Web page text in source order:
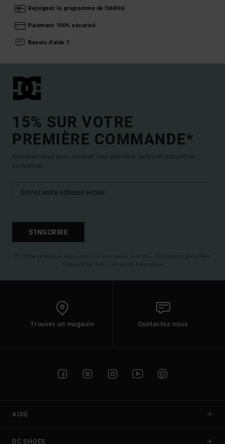
Rejoignez le programme de fidélité
Paiement 100% sécurisé
Besoin d'aide ?
15% SUR VOTRE
PREMIÈRE COMMANDE*
Abonnez-vous pour recevoir nos dernières actus et nos offres
exclusives.
S'INSCRIRE
(*) Offre valable en ligne pour les nouveaux inscrits - Conditions détaillées
disponibles dans l'email de bienvenue
Trouver un magasin Contactez nous
AIDE
DC SHOES